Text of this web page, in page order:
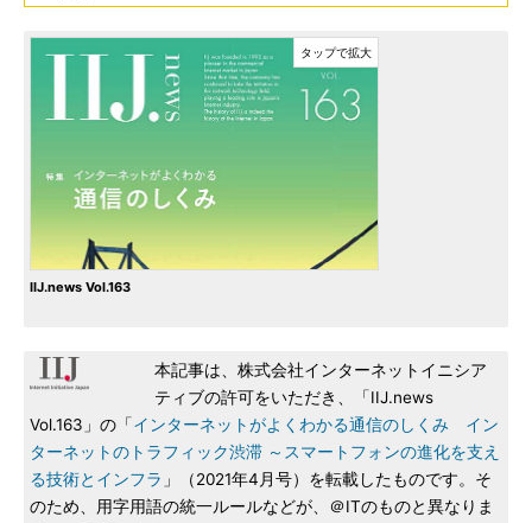
IIJ.news Vol.163
本記事は、株式会社インターネットイニシア
ティブの許可をいただき、「IIJ.news
Vol.163」の「インターネットがよくわかる通信のしくみ イン
ターネットのトラフィック渋滞 ～スマートフォンの進化を支え
る技術とインフラ 」（2021年4月号）を転載したものです。そ
のため、用字用語の統一ルールなどが、＠ITのものと異なりま